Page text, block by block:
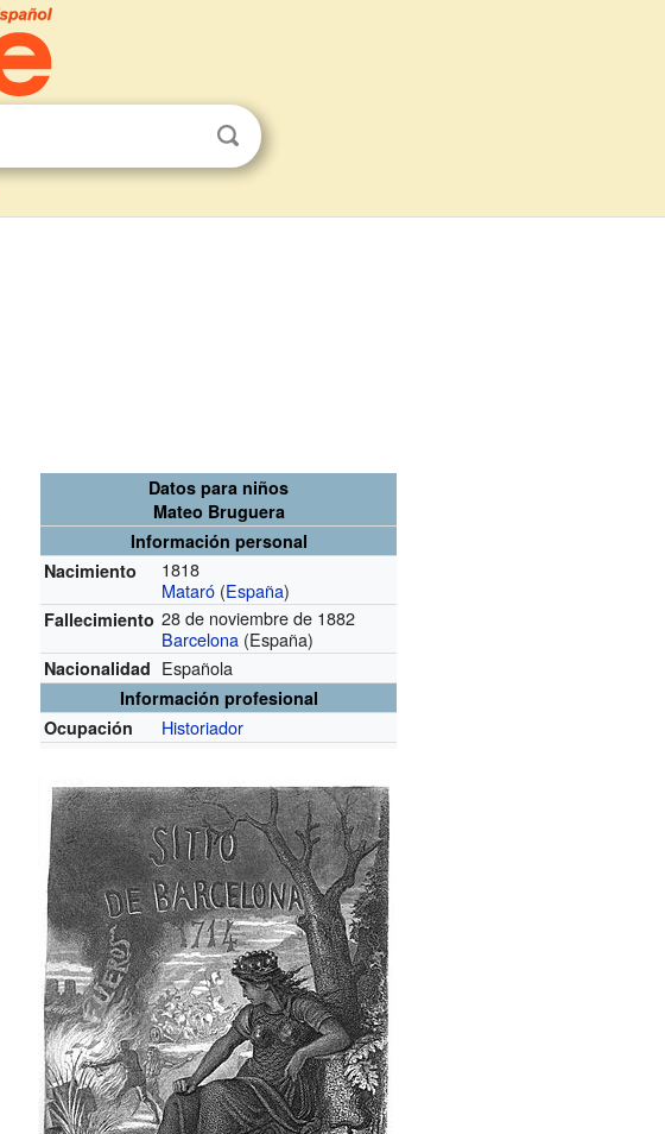
Datos para niños
Mateo Bruguera
Información personal
Nacimiento
1818
Mataró (España)
Fallecimiento 28 de noviembre de 1882
Barcelona (España)
Nacionalidad Española
Información profesional
Ocupación
Historiador